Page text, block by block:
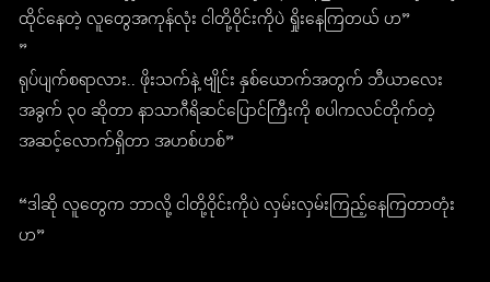
ထိုင်နေတဲ့ လူတွေအကုန်လုံး ငါတို့ဝိုင်းကိုပဲ ရှိုးနေကြတယ် ဟ”
”
ရုပ်ပျက်စရာလား.. ဖိုးသက်နဲ့ ဗျိုင်း နှစ်ယောက်အတွက် ဘီယာလေး
အခွက် ၃၀ ဆိုတာ နာသာဂီရိဆင်ပြောင်ကြီးကို စပါကလင်တိုက်တဲ့
အဆင့်လောက်ရှိတာ အဟစ်ဟစ်”
“ဒါဆို လူတွေက ဘာလို့ ငါတို့ဝိုင်းကိုပဲ လှမ်းလှမ်းကြည့်နေကြတာတုံး
ဟ”